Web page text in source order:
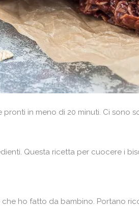
in meno di 20 minuti. Ci sono
Questa ricetta per cuocere i
ho fatto da bambino. Portano